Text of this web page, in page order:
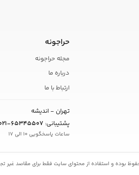
حراجونه
مجله حراجونه
درباره ما
ارتباط با ما
تهران - اندیشه
پشتیبانی: 65345507
ساعات پاسخگویی 10 الی 17
بوده و استفاده از محتوای سایت فقط برای مقاصد غیر